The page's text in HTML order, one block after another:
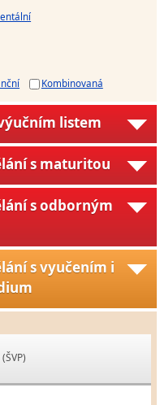
Kombinovaná
listem
s maturitou
s odborným
s vyučením i